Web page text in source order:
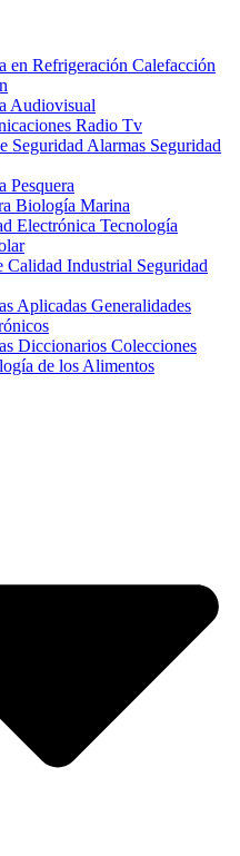
en Refrigeración Calefacción
Audiovisual
Radio Tv
Seguridad Alarmas Seguridad
Pesquera
Biología Marina
Electrónica Tecnología
Calidad Industrial Seguridad
Aplicadas Generalidades
Diccionarios Colecciones
de los Alimentos